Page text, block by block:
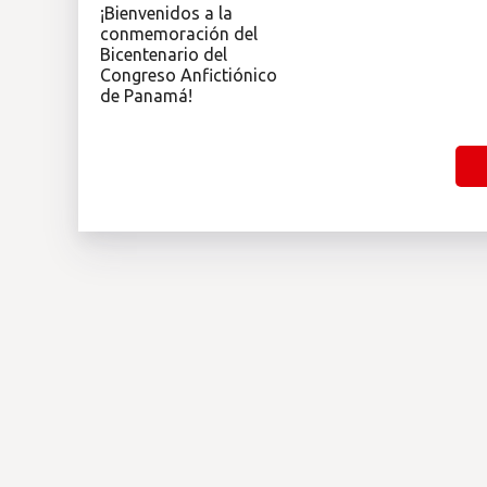
¡Bienvenidos a la
conmemoración del
Bicentenario del
Congreso Anfictiónico
de Panamá!